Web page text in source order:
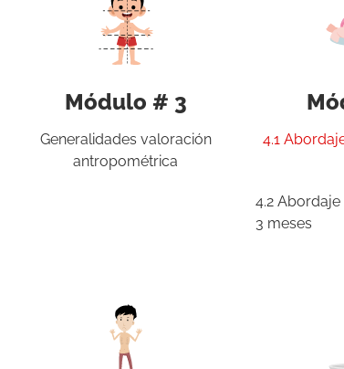
Módulo # 3
Generalidades valoración
antropométrica
4.1
4.2
3 meses